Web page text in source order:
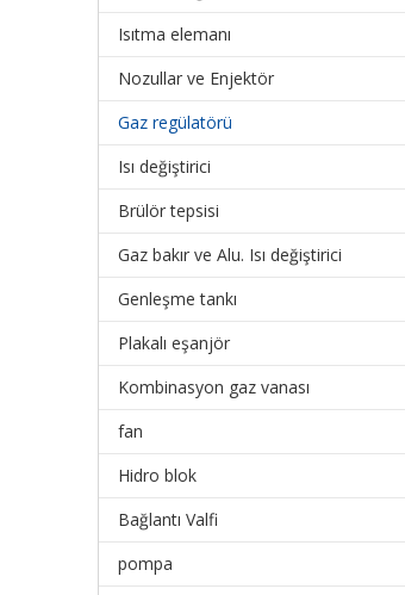
Isıtma elemanı
Nozullar ve Enjektör
Gaz regülatörü
Isı değiştirici
Brülör tepsisi
Gaz bakır ve Alu. Isı değiştirici
Genleşme tankı
Plakalı eşanjör
Kombinasyon gaz vanası
fan
Hidro blok
Bağlantı Valfi
pompa